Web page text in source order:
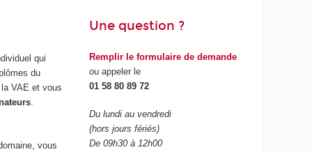
qui
du
VAE et vous
.
vous
Une question ?
Remplir le formulaire de demande
ou appeler le
01 58 80 89 72
Du lundi au vendredi
(hors jours fériés)
De 09h30 à 12h00